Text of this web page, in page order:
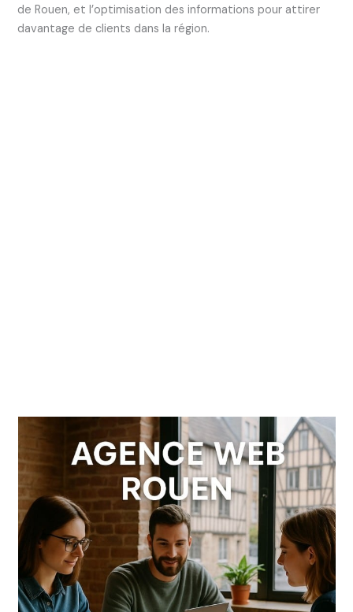
de Rouen, et l’optimisation des informations pour attirer
davantage de clients dans la région.